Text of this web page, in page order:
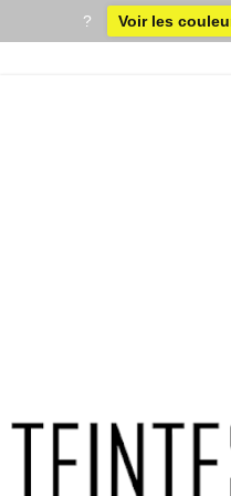
? Voir les